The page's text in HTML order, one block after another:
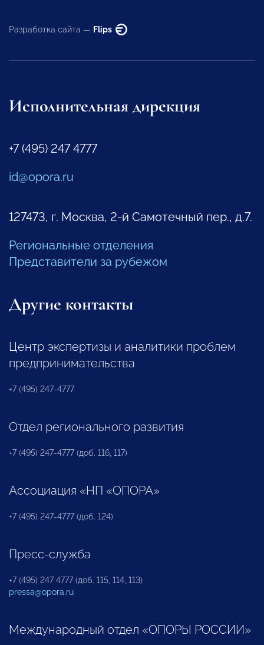
Разработка сайта — Flips
Исполнительная дирекция
+7 (495) 247 4777
id@opora.ru
127473, г. Москва, 2-й Самотечный пер., д.7.
Региональные отделения
Представители за рубежом
Другие контакты
Центр экспертизы и аналитики проблем
предпринимательства
+7 (495) 247-4777
Отдел регионального развития
+7 (495) 247-4777 (доб. 116, 117)
Ассоциация «НП «ОПОРА»
+7 (495) 247-4777 (доб. 124)
Пресс-служба
+7 (495) 247 4777 (доб. 115, 114, 113)
pressa@opora.ru
Международный отдел «ОПОРЫ РОССИИ»